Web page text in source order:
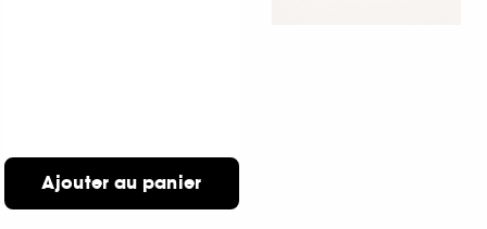
Ajouter au panier